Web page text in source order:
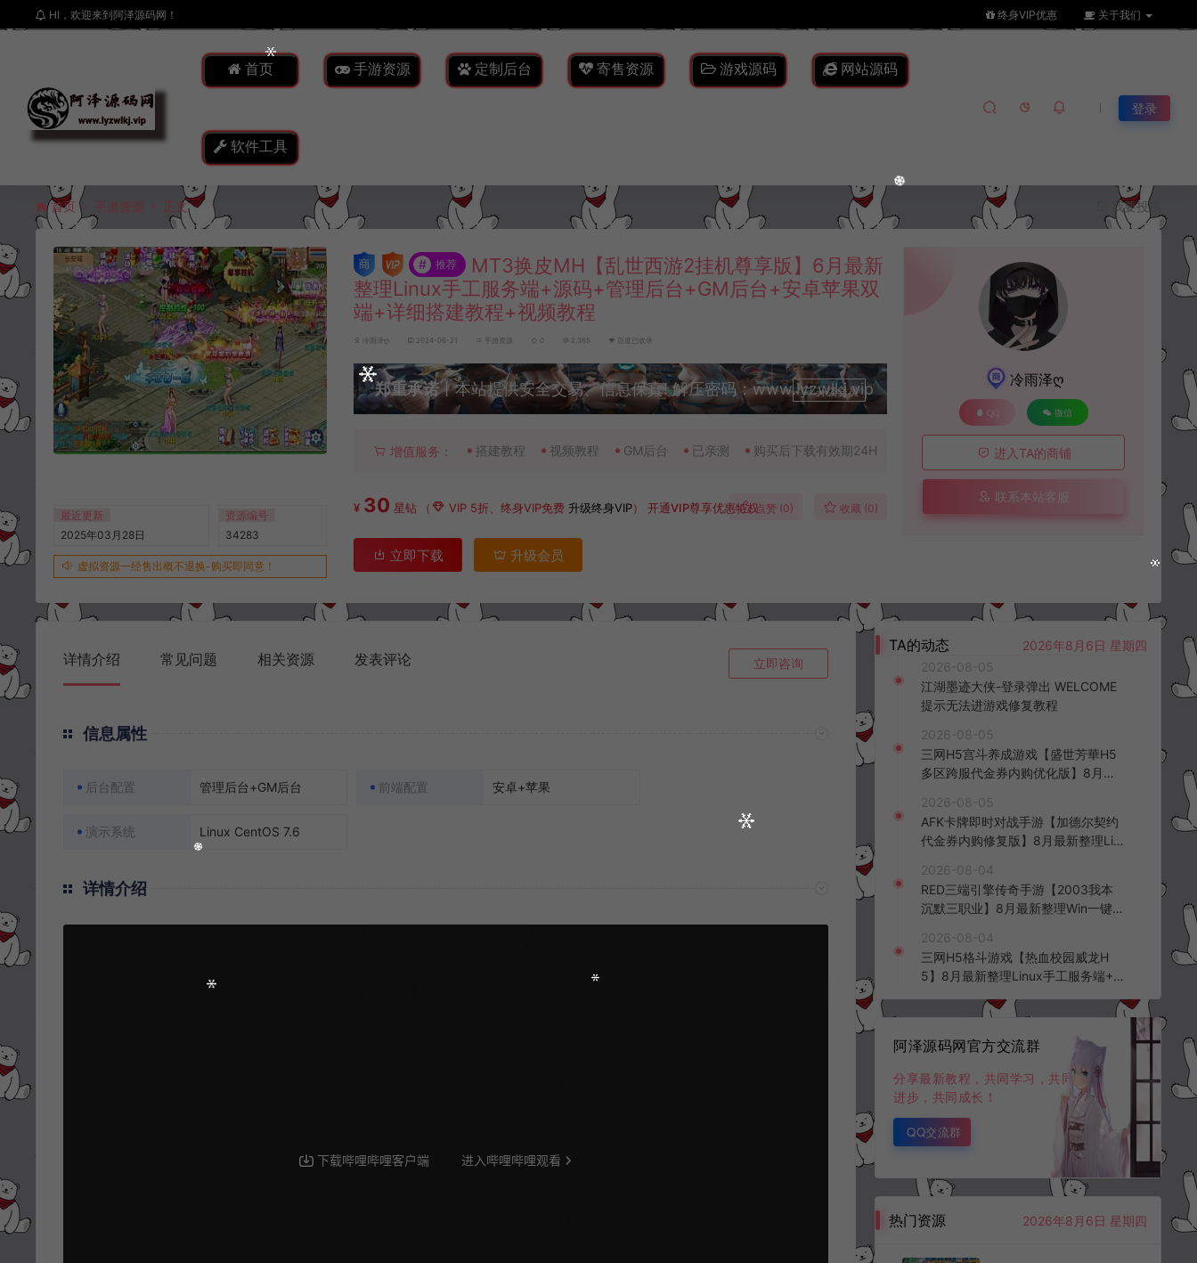
HI，欢迎来到阿泽源码网！ 终身VIP优惠 关于我们
首页 手游资源 定制后台 寄售资源 游戏源码 网站源码
软件工具
登录
首页 手游资源 正文 我要投稿
最近更新
2025年03月28日
资源编号
34283
虚拟资源一经售出概不退换-购买即同意！
# 推荐
MT3换皮MH【乱世西游2挂机尊享版】6月最新
整理Linux手工服务端+源码+管理后台+GM后台+安卓苹果双
端+详细搭建教程+视频教程
冷雨泽ღ 2024-06-21 手游资源 0 2,365 百度已收录
郑重承诺丨本站提供安全交易、信息保真! 解压密码：www.lyzwlkj.vip
升级会员
增值服务： 搭建教程 视频教程 GM后台 已亲测 购买后下载有效期24H
¥ 30 星钻 （ VIP 5折、终身VIP免费 升级终身VIP）开通VIP尊享优惠特权点赞 (0) 收藏 (0)
立即下载 升级会员
冷雨泽ღ
QQ 微信
进入TA的商铺
联系本站客服
详情介绍 常见问题 相关资源 发表评论 立即咨询
信息属性
后台配置 管理后台+GM后台 前端配置 安卓+苹果
演示系统 Linux CentOS 7.6
详情介绍
TA的动态
2026年8月6日 星期四
2026-08-05
江湖墨迹大侠-登录弹出 WELCOME
提示无法进游戏修复教程
2026-08-05
三网H5宫斗养成游戏【盛世芳華H5
多区跨服代金券内购优化版】8月最
台+全资源安卓+详细搭建教程+视频
教程
2026-08-05
AFK卡牌即时对战手游【加德尔契约
代金券内购修复版】8月最新整理Lin
K授权后台+安卓苹果双端+详细搭建
教程+视频教程
2026-08-04
RED三端引擎传奇手游【2003我本
沉默三职业】8月最新整理Win一键
2026-08-04
三网H5格斗游戏【热血校园威龙H
5】8月最新整理Linux手工服务端+W
户端+详细搭建教程
阿泽源码网官方交流群
分享最新教程，共同学习，共同
进步，共同成长！
QQ交流群
热门资源 2026年8月6日 星期四